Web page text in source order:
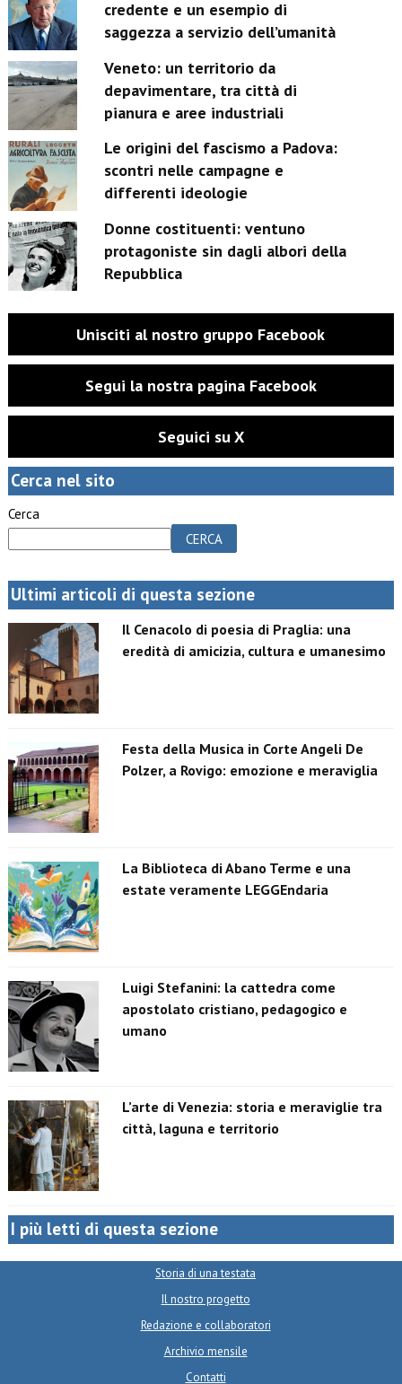
credente e un esempio di
saggezza a servizio dell’umanità
Veneto: un territorio da
depavimentare, tra città di
pianura e aree industriali
Le origini del fascismo a Padova:
scontri nelle campagne e
differenti ideologie
Donne costituenti: ventuno
protagoniste sin dagli albori della
Repubblica
Unisciti al nostro gruppo Facebook
Segui la nostra pagina Facebook
Seguici su X
Cerca nel sito
Cerca
CERCA
Ultimi articoli di questa sezione
Il Cenacolo di poesia di Praglia: una
eredità di amicizia, cultura e umanesimo
Festa della Musica in Corte Angeli De
Polzer, a Rovigo: emozione e meraviglia
La Biblioteca di Abano Terme e una
estate veramente LEGGEndaria
Luigi Stefanini: la cattedra come
apostolato cristiano, pedagogico e
umano
L’arte di Venezia: storia e meraviglie tra
città, laguna e territorio
I più letti di questa sezione
Storia di una testata
Il nostro progetto
Redazione e collaboratori
Archivio mensile
Contatti